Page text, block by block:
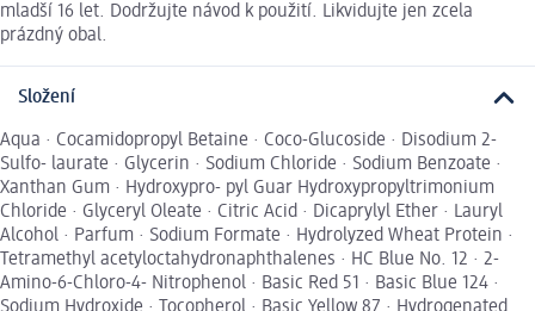
mladší 16 let. Dodržujte návod k použití. Likvidujte jen zcela
prázdný obal.
Složení
Aqua · Cocamidopropyl Betaine · Coco-Glucoside · Disodium 2-
Sulfo- laurate · Glycerin · Sodium Chloride · Sodium Benzoate ·
Xanthan Gum · Hydroxypro- pyl Guar Hydroxypropyltrimonium
Chloride · Glyceryl Oleate · Citric Acid · Dicaprylyl Ether · Lauryl
Alcohol · Parfum · Sodium Formate · Hydrolyzed Wheat Protein ·
Tetramethyl acetyloctahydronaphthalenes · HC Blue No. 12 · 2-
Amino-6-Chloro-4- Nitrophenol · Basic Red 51 · Basic Blue 124 ·